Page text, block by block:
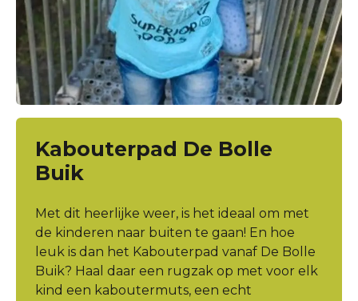
Kabouterpad De Bolle
Buik
Met dit heerlijke weer, is het ideaal om met
de kinderen naar buiten te gaan! En hoe
leuk is dan het Kabouterpad vanaf De Bolle
Buik? Haal daar een rugzak op met voor elk
kind een kaboutermuts, een echt